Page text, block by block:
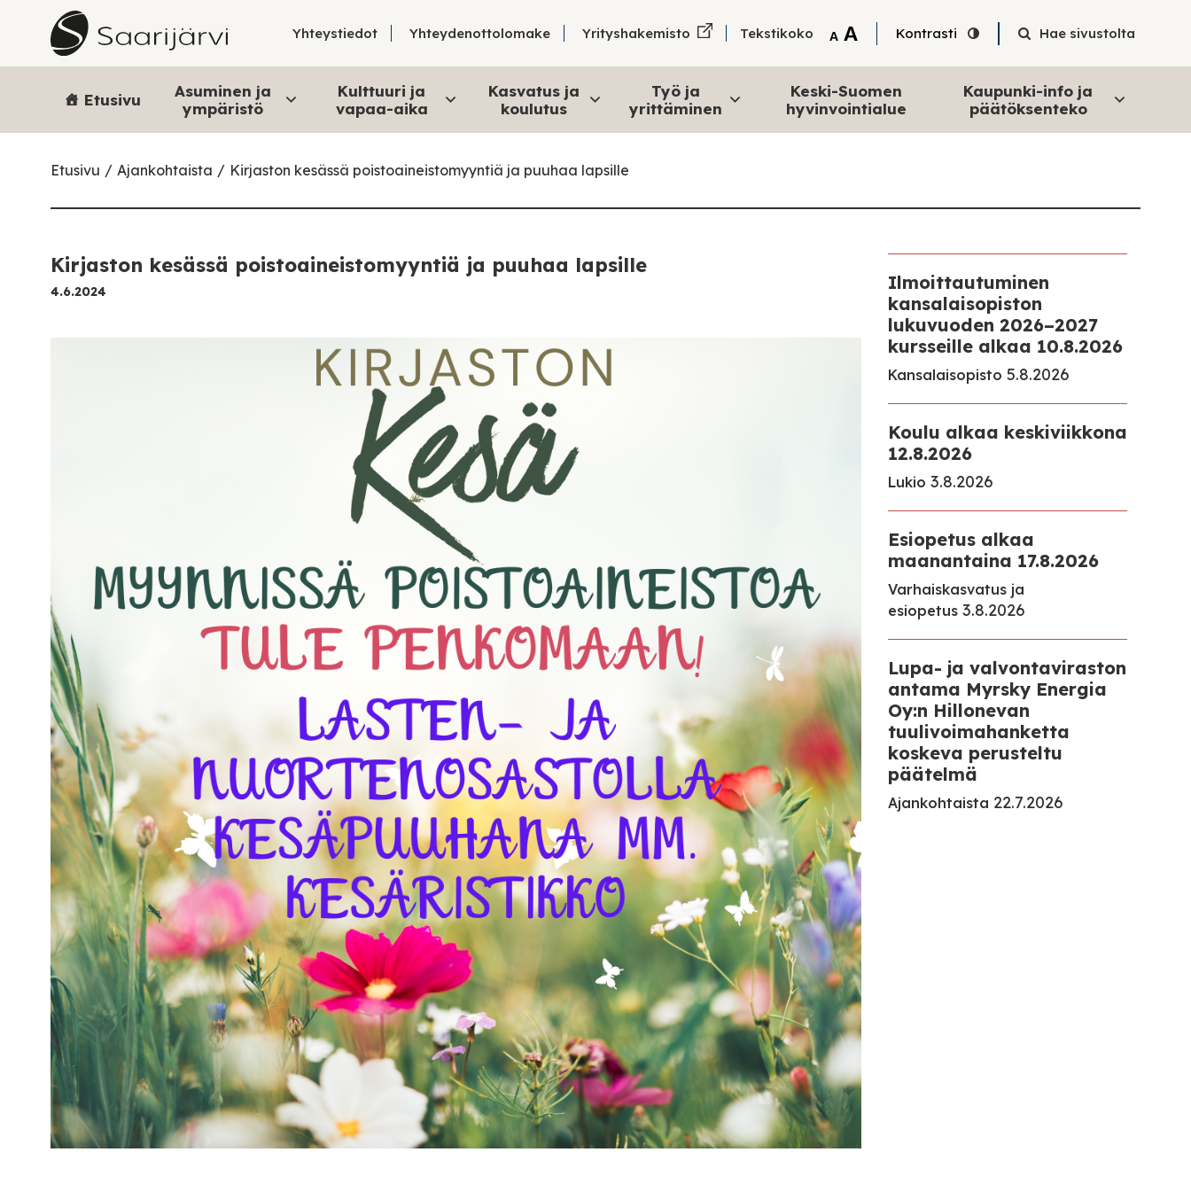
Skip to content
Yhteystiedot Yhteydenottolomake Yrityshakemisto Tekstikoko A Tekstin pienentäminen
A Tekstin suurentaminen
Kontrasti Hae sivustolta
Etusivu
Asuminen ja
ympäristö
Kulttuuri ja
vapaa-aika
Kasvatus ja
koulutus
Työ ja
yrittäminen
Keski-Suomen
hyvinvointialue
Kaupunki-info ja
päätöksenteko
Etusivu Ajankohtaista Kirjaston kesässä poistoaineistomyyntiä ja puuhaa lapsille
Kirjaston kesässä poistoaineistomyyntiä ja puuhaa lapsille
4.6.2024
Ilmoittautuminen
kansalaisopiston
lukuvuoden 2026–2027
kursseille alkaa 10.8.2026
Kansalaisopisto 5.8.2026
Koulu alkaa keskiviikkona
12.8.2026
Lukio 3.8.2026
Esiopetus alkaa
maanantaina 17.8.2026
Varhaiskasvatus ja
esiopetus 3.8.2026
Lupa- ja valvontaviraston
antama Myrsky Energia
Oy:n Hillonevan
tuulivoimahanketta
koskeva perusteltu
päätelmä
Ajankohtaista 22.7.2026